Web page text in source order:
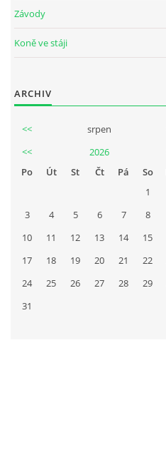
Závody
Koně ve stáji
ARCHIV
<< srpen
<<
2026
Po
Út St Čt Pá So
1
3
4 5 6 7 8
10
11 12 13 14 15
17
18 19 20 21 22
24
25 26 27 28 29
31